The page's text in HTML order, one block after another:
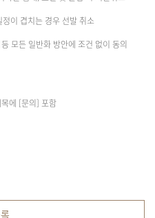
이 겹치는 경우 선발 취소
모든 일반화 방안에 조건 없이 동의
에 [문의] 포함